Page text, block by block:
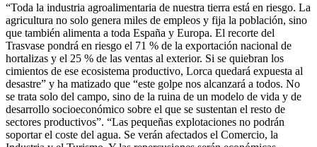
“Toda la industria agroalimentaria de nuestra tierra está en riesgo. La
agricultura no solo genera miles de empleos y fija la población, sino
que también alimenta a toda España y Europa. El recorte del
Trasvase pondrá en riesgo el 71 % de la exportación nacional de
hortalizas y el 25 % de las ventas al exterior. Si se quiebran los
cimientos de ese ecosistema productivo, Lorca quedará expuesta al
desastre” y ha matizado que “este golpe nos alcanzará a todos. No
se trata solo del campo, sino de la ruina de un modelo de vida y de
desarrollo socioeconómico sobre el que se sustentan el resto de
sectores productivos”. “Las pequeñas explotaciones no podrán
soportar el coste del agua. Se verán afectados el Comercio, la